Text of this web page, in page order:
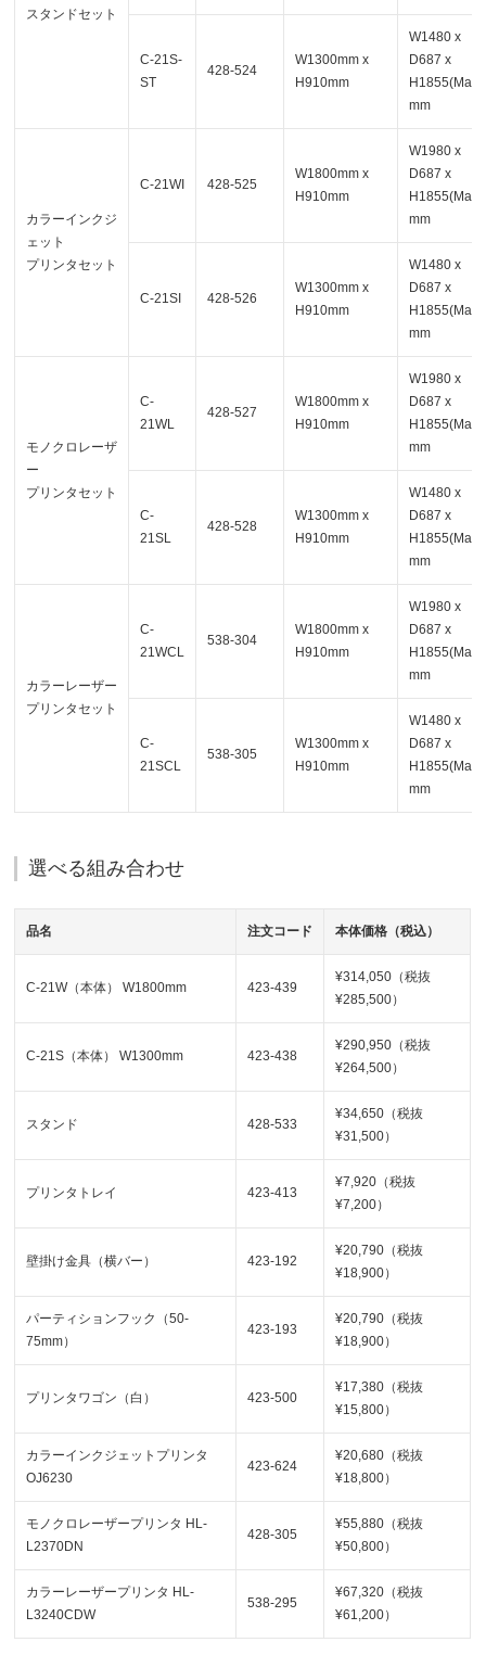
スタンドセット
C-21S-
ST
428-524
W1300mm x
H910mm
W1480 x
D687 x
H1855(Max)
mm
カラーインクジ
ェット
プリンタセット
C-21WI 428-525
W1800mm x
H910mm
W1980 x
D687 x
H1855(Max)
mm
C-21SI 428-526
W1300mm x
H910mm
W1480 x
D687 x
H1855(Max)
mm
モノクロレーザ
ー
プリンタセット
C-
21WL
428-527
W1800mm x
H910mm
W1980 x
D687 x
H1855(Max)
mm
C-
21SL
428-528
W1300mm x
H910mm
W1480 x
D687 x
H1855(Max)
mm
カラーレーザー
プリンタセット
C-
21WCL
538-304
W1800mm x
H910mm
W1980 x
D687 x
H1855(Max)
mm
C-
21SCL
538-305
W1300mm x
H910mm
W1480 x
D687 x
H1855(Max)
mm
選べる組み合わせ
品名 注文コード 本体価格（税込）
C-21W（本体） W1800mm 423-439
¥314,050（税抜
¥285,500）
C-21S（本体） W1300mm 423-438
¥290,950（税抜
¥264,500）
スタンド 428-533
¥34,650（税抜
¥31,500）
プリンタトレイ 423-413
¥7,920（税抜
¥7,200）
壁掛け金具（横バー） 423-192
¥20,790（税抜
¥18,900）
パーティションフック（50-
75mm）
423-193
¥20,790（税抜
¥18,900）
プリンタワゴン（白） 423-500
¥17,380（税抜
¥15,800）
カラーインクジェットプリンタ
OJ6230
423-624
¥20,680（税抜
¥18,800）
モノクロレーザープリンタ HL-
L2370DN
428-305
¥55,880（税抜
¥50,800）
カラーレーザープリンタ HL-
L3240CDW
538-295
¥67,320（税抜
¥61,200）